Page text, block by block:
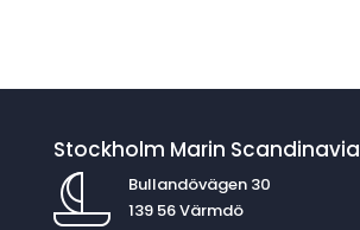
Stockholm Marin Scandinavia
Bullandövägen 30
139 56 Värmdö